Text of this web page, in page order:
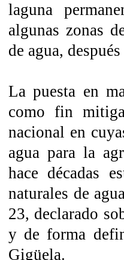
laguna
algunas zonas
de agua,
La puesta en
como fin
nacional en
agua para la
hace décadas
naturales de
23, declarado
y de forma
Gigüela.